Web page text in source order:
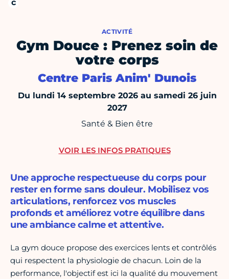
ACTIVITÉ
Gym Douce : Prenez soin de
votre corps
Centre Paris Anim' Dunois
Du lundi 14 septembre 2026 au samedi 26 juin
2027
Santé & Bien être
Une approche respectueuse du corps pour
rester en forme sans douleur. Mobilisez vos
articulations, renforcez vos muscles
profonds et améliorez votre équilibre dans
une ambiance calme et attentive.
La gym douce propose des exercices lents et contrôlés
qui respectent la physiologie de chacun. Loin de la
performance, l'objectif est ici la qualité du mouvement
VOIR LES INFOS PRATIQUES